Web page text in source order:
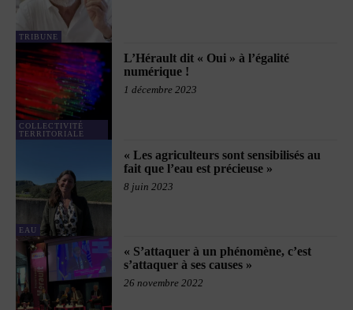
TRIBUNE
COLLECTIVITÉ
TERRITORIALE
L’Hérault dit « Oui » à l’égalité
numérique !
1 décembre 2023
EAU
« Les agriculteurs sont sensibilisés au
fait que l’eau est précieuse »
8 juin 2023
« S’attaquer à un phénomène, c’est
s’attaquer à ses causes »
26 novembre 2022